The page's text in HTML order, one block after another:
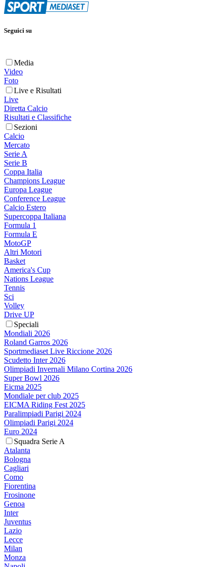
Seguici su
Media
Video
Foto
Live e Risultati
Live
Diretta Calcio
Risultati e Classifiche
Sezioni
Calcio
Mercato
Serie A
Serie B
Coppa Italia
Champions League
Europa League
Conference League
Calcio Estero
Supercoppa Italiana
Formula 1
Formula E
MotoGP
Altri Motori
Basket
America's Cup
Nations League
Tennis
Sci
Volley
Drive UP
Speciali
Mondiali 2026
Roland Garros 2026
Sportmediaset Live Riccione 2026
Scudetto Inter 2026
Olimpiadi Invernali Milano Cortina 2026
Super Bowl 2026
Eicma 2025
Mondiale per club 2025
EICMA Riding Fest 2025
Paralimpiadi Parigi 2024
Olimpiadi Parigi 2024
Euro 2024
Squadra Serie A
Atalanta
Bologna
Cagliari
Como
Fiorentina
Frosinone
Genoa
Inter
Juventus
Lazio
Lecce
Milan
Monza